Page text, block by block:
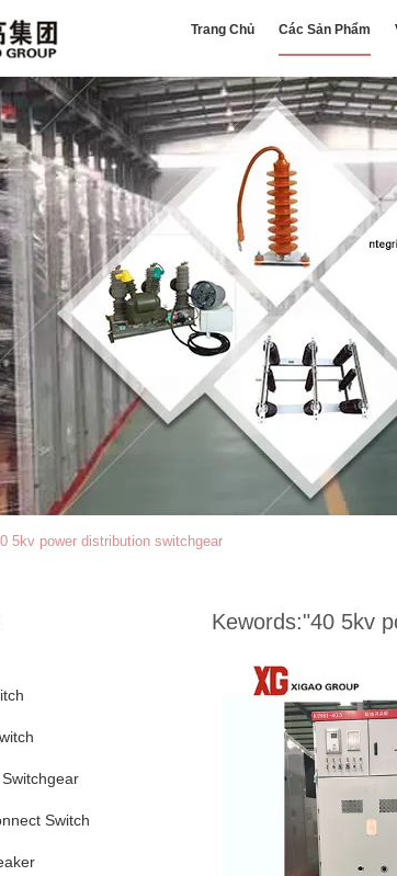
Trang Chủ Các Sản Phẩm
5kv power distribution switchgear
Switch
Kewords:"40 5kv